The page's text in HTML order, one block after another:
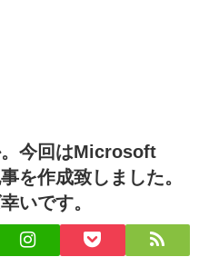
。今回はMicrosoft
を作成致しました。
いです。